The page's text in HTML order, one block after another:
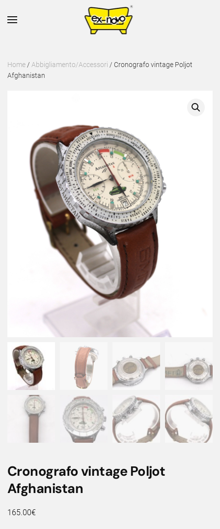
Skip to main content
Home / Abbigliamento/Accessori / Cronografo vintage Poljot
Afghanistan
Cronografo vintage Poljot
Afghanistan
165.00€